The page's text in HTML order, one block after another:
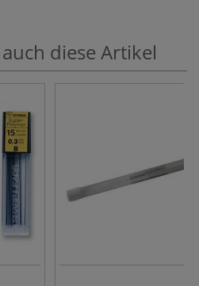
diese Artikel